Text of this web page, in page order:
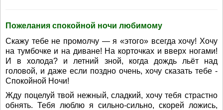
Пожелания спокойной ночи любимому
Скажу тебе не промолчу — я «этого» всегда хочу! Хочу
на тумбочке и на диване! На корточках и вверх ногами!
И в холода? и летний зной, когда дождь льёт над
головой, и даже если поздно очень, хочу сказать тебе -
Спокойной Ночи!
Жду поцелуй твой нежный, сладкий, хочу тебя страстно
обнять. Тебя люблю я сильно-сильно, скорей ложись,